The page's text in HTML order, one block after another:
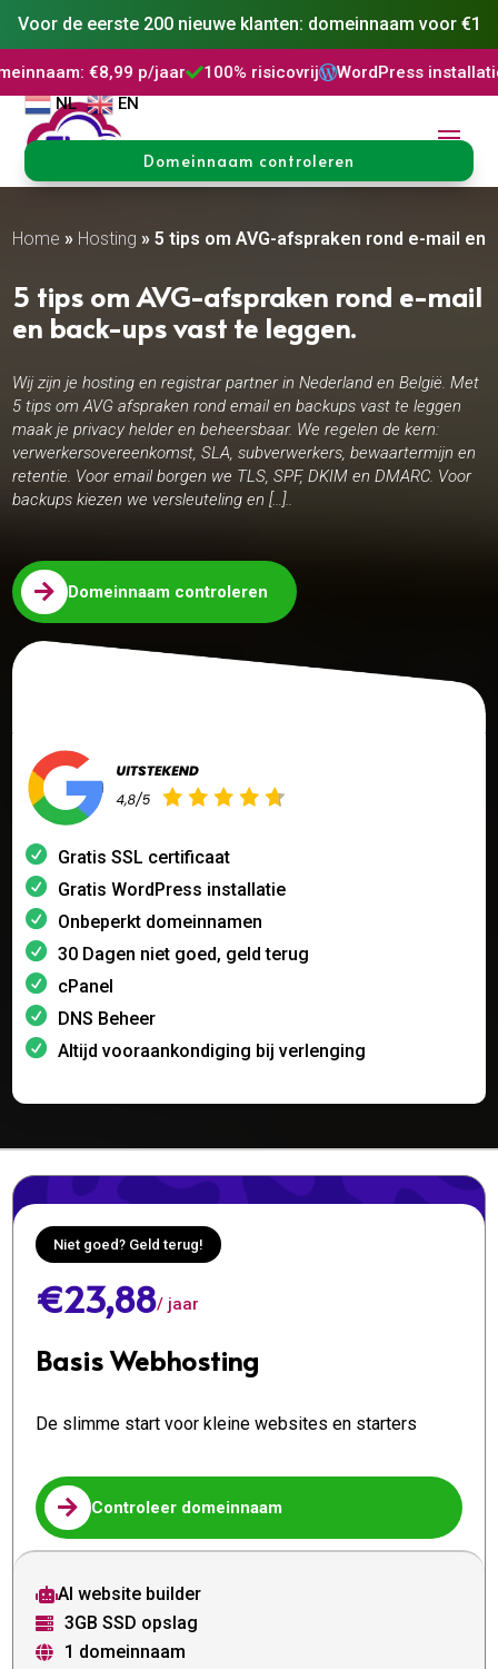
Voor de eerste 200 nieuwe klanten: domeinnaam voor €1
€8,99 p/jaar100% risicovrijWordPress installatieDNS
NL
EN
Domeinnaam controleren
Home » Hosting »5 tips om AVG-afspraken rond e-mail en
5 tips om AVG-afspraken rond e-mail
en back-ups vast te leggen.
Wij zijn je hosting en registrar partner in Nederland en België. Met
5 tips om AVG afspraken rond email en backups vast te leggen
maak je privacy helder en beheersbaar. We regelen de kern:
verwerkersovereenkomst, SLA, subverwerkers, bewaartermijn en
retentie. Voor email borgen we TLS, SPF, DKIM en DMARC. Voor
backups kiezen we versleuteling en […]..
 Domeinnaam controleren
Gratis SSL certificaat
Gratis WordPress installatie
Onbeperkt domeinnamen
30 Dagen niet goed, geld terug
cPanel
DNS Beheer
Altijd vooraankondiging bij verlenging
Niet goed? Geld terug!
€23,88/ jaar
Basis Webhosting
De slimme start voor kleine websites en starters
 Controleer domeinnaam
AI website builder
 3GB SSD opslag
 1 domeinnaam